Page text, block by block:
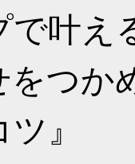
で叶
つか
』